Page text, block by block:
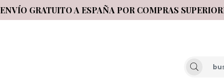
ENVÍO GRATUITO A ESPAÑA POR COMPRAS